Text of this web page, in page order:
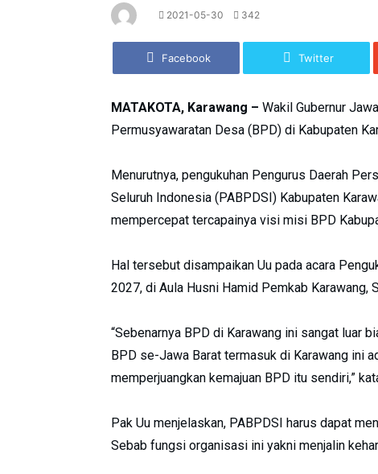
2021-05-30 342
Facebook Twitter
MATAKOTA, Karawang – Wakil Gubernur
Permusyawaratan Desa (BPD) di Kabupaten
Menurutnya, pengukuhan Pengurus Daerah
Seluruh Indonesia (PABPDSI) Kabupaten
mempercepat tercapainya visi misi BPD
Hal tersebut disampaikan Uu pada acara
2027, di Aula Husni Hamid Pemkab Karawang,
“Sebenarnya BPD di Karawang ini sangat luar
BPD se-Jawa Barat termasuk di Karawang ini
memperjuangkan kemajuan BPD itu sendiri,”
Pak Uu menjelaskan, PABPDSI harus dapat
Sebab fungsi organisasi ini yakni menjalin